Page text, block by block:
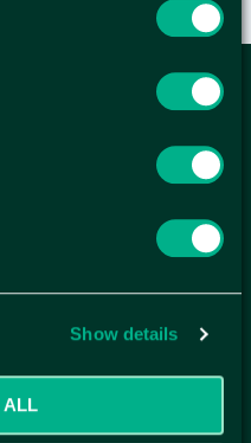
Show details
ALL
en möjlighet att